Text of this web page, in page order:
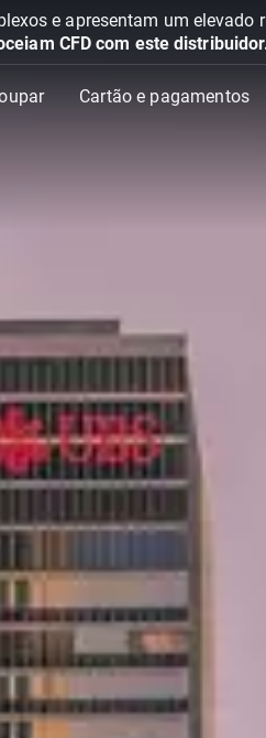
e apresentam um
CFD com este
Cartão e pagamentos